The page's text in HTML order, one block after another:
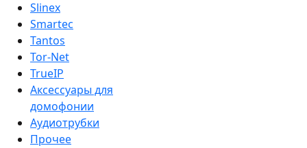
Slinex
Smartec
Tantos
Tor-Net
TrueIP
Аксессуары для
домофонии
Аудиотрубки
Прочее